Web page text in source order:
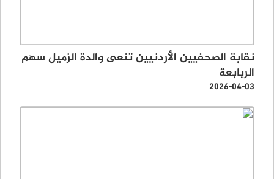
نقابة الصحفيين الأردنيين تنعى والدة الزميل سهم
الربابعة
2026-04-03